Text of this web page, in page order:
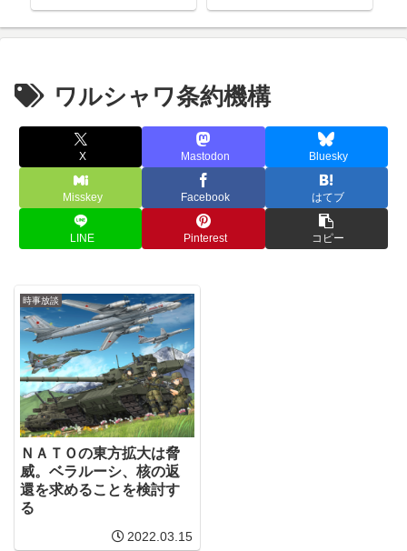
ワルシャワ条約機構
X Mastodon Bluesky
Misskey Facebook はてブ
LINE Pinterest コピー
時事放談
ＮＡＴＯの東方拡大は脅
威。ベラルーシ、核の返
還を求めることを検討す
る
2022.03.15